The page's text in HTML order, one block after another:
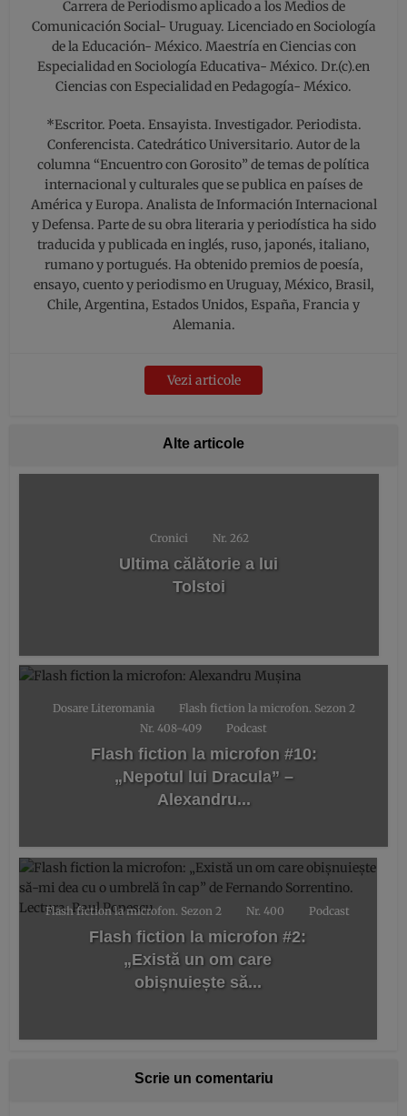
Carrera de Periodismo aplicado a los Medios de
Comunicación Social- Uruguay. Licenciado en Sociología
de la Educación- México. Maestría en Ciencias con
Especialidad en Sociología Educativa- México. Dr.(c).en
Ciencias con Especialidad en Pedagogía- México.
*Escritor. Poeta. Ensayista. Investigador. Periodista.
Conferencista. Catedrático Universitario. Autor de la
columna “Encuentro con Gorosito” de temas de política
internacional y culturales que se publica en países de
América y Europa. Analista de Información Internacional
y Defensa. Parte de su obra literaria y periodística ha sido
traducida y publicada en inglés, ruso, japonés, italiano,
rumano y portugués. Ha obtenido premios de poesía,
ensayo, cuento y periodismo en Uruguay, México, Brasil,
Chile, Argentina, Estados Unidos, España, Francia y
Alemania.
Vezi articole
Alte articole
Cronici Nr. 262
Ultima călătorie a lui
Tolstoi
Dosare Literomania
Flash fiction la microfon. Sezon 2
Nr. 408-409
Podcast
Flash fiction la microfon #10:
„Nepotul lui Dracula” –
Alexandru...
Flash fiction la microfon. Sezon 2 Nr. 400 Podcast
Flash fiction la microfon #2:
„Există un om care
obișnuiește să...
Scrie un comentariu